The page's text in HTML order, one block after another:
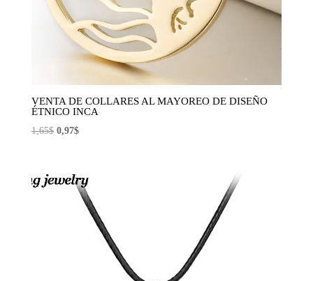
VENTA DE COLLARES AL MAYOREO DE DISEÑO
ÉTNICO INCA
1,65$ El
era:
1,65$.
0,97$El
es:
0,97$.